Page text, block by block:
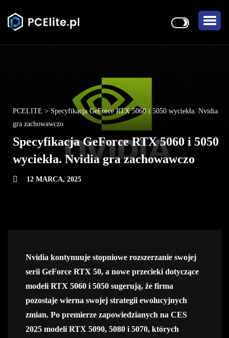
PCELITE > Specyfikacja GeForce RTX 5060 i 5050 wyciekła. Nvidia
gra zachowawczo
Specyfikacja GeForce RTX 5060 i 5050
wyciekła. Nvidia gra zachowawczo
12 MARCA, 2025
Nvidia kontynuuje stopniowe rozszerzanie swojej
serii GeForce RTX 50, a nowe przecieki dotyczące
modeli RTX 5060 i 5050 sugerują, że firma
pozostaje wierna swojej strategii ewolucyjnych
zmian. Po premierze zapowiedzianych na CES
2025 modeli RTX 5090, 5080 i 5070, których